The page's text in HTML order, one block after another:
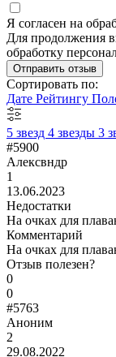
Я согласен на
Для продолжения
обработку
Отправить отзыв
Сортировать по:
Дате Рейтингу
5 звезд 4 звезды 3
#5900
Алексвндр
1
13.06.2023
Недостатки
На очках для
Комментарий
На очках для
Отзыв полезен?
0
0
#5763
Аноним
2
29.08.2022